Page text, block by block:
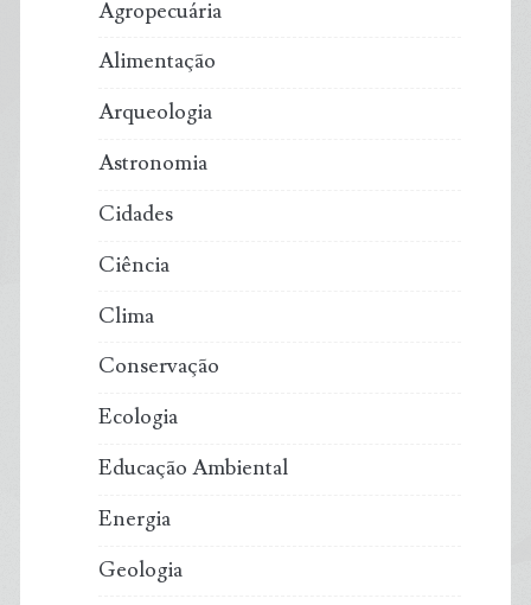
Agropecuária
Alimentação
Arqueologia
Astronomia
Cidades
Ciência
Clima
Conservação
Ecologia
Educação Ambiental
Energia
Geologia